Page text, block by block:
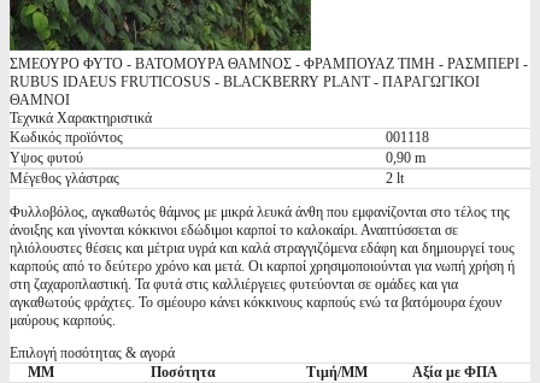
ΣΜΕΟΥΡΟ ΦΥΤΟ - ΒΑΤΟΜΟΥΡΑ ΘΑΜΝΟΣ - ΦΡΑΜΠΟΥΑΖ ΤΙΜΗ - ΡΑΣΜΠΕΡΙ -
RUBUS IDAEUS FRUTICOSUS - BLACKBERRY PLANT - ΠΑΡΑΓΩΓΙΚΟΙ
ΘΑΜΝΟΙ
Τεχνικά Χαρακτηριστικά
Κωδικός προϊόντος
001118
Υψος φυτού
0,90 m
Μέγεθος γλάστρας
2 lt
Φυλλοβόλος, αγκαθωτός θάμνος με μικρά λευκά άνθη που εμφανίζονται στο τέλος της
άνοιξης και γίνονται κόκκινοι εδώδιμοι καρποί το καλοκαίρι. Αναπτύσσεται σε
ηλιόλουστες θέσεις και μέτρια υγρά και καλά στραγγιζόμενα εδάφη και δημιουργεί τους
καρπούς από το δεύτερο χρόνο και μετά. Οι καρποί χρησιμοποιούνται για νωπή χρήση ή
στη ζαχαροπλαστική. Τα φυτά στις καλλιέργειες φυτεύονται σε ομάδες και για
αγκαθωτούς φράχτες. Το σμέουρο κάνει κόκκινους καρπούς ενώ τα βατόμουρα έχουν
μαύρους καρπούς.
Επιλογή ποσότητας & αγορά
ΜΜ
Ποσότητα Τιμή/ΜΜ Αξία με ΦΠΑ